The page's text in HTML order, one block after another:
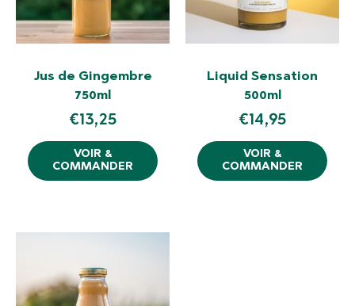
Jus de Gingembre
750ml
€13,25
VOIR &
COMMANDER
Liquid Sensation
500ml
€14,95
VOIR &
COMMANDER